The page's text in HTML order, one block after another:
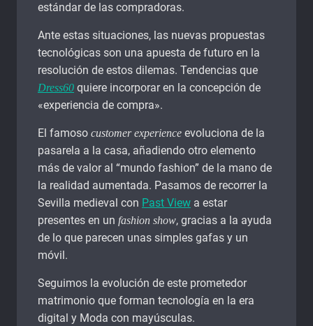
estándar de las compradoras.
Ante estas situaciones, las nuevas propuestas
tecnológicas son una apuesta de futuro en la
resolución de estos dilemas. Tendencias que
Dress60 quiere incorporar en la concepción de
«experiencia de compra».
El famoso customer experience evoluciona de la
pasarela a la casa, añadiendo otro elemento
más de valor al “mundo fashion” de la mano de
la realidad aumentada. Pasamos de recorrer la
Sevilla medieval con Past View a estar
presentes en un fashion show, gracias a la ayuda
de lo que parecen unas simples gafas y un
móvil.
Seguimos la evolución de este prometedor
matrimonio que forman tecnología en la era
digital y Moda con mayúsculas.